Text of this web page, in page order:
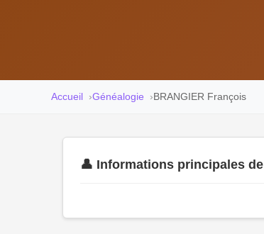
Accueil Généalogie BRANGIER François
👤 Informations principales de